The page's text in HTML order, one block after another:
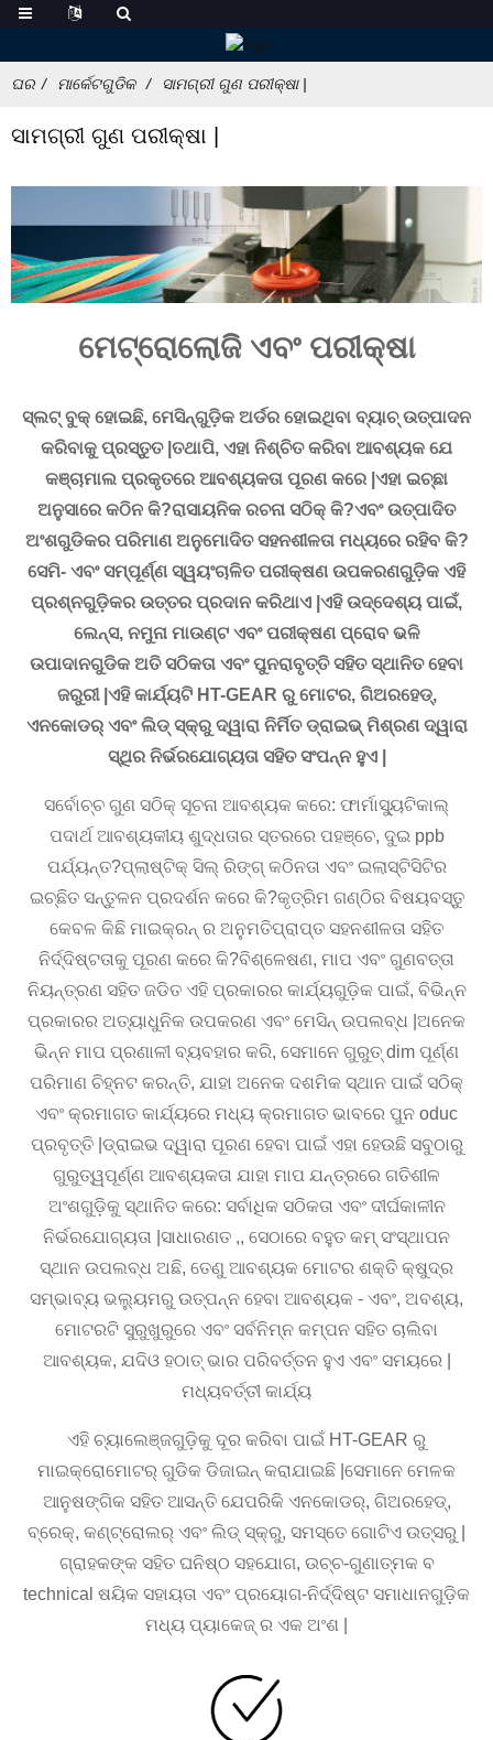
ଘର ମାର୍କେଟଗୁଡିକ ସାମଗ୍ରୀ ଗୁଣ ପରୀକ୍ଷା |
ସାମଗ୍ରୀ ଗୁଣ ପରୀକ୍ଷା |
ମେଟ୍ରୋଲୋଜି ଏବଂ ପରୀକ୍ଷା
ସ୍ଲଟ୍ ବୁକ୍ ହୋଇଛି, ମେସିନ୍ଗୁଡ଼ିକ ଅର୍ଡର ହୋଇଥିବା ବ୍ୟାଚ୍ ଉତ୍ପାଦନ
କରିବାକୁ ପ୍ରସ୍ତୁତ |ତଥାପି, ଏହା ନିଶ୍ଚିତ କରିବା ଆବଶ୍ୟକ ଯେ
କଞ୍ଚାମାଲ ପ୍ରକୃତରେ ଆବଶ୍ୟକତା ପୂରଣ କରେ |ଏହା ଇଚ୍ଛା
ଅନୁସାରେ କଠିନ କି?ରାସାୟନିକ ରଚନା ସଠିକ୍ କି?ଏବଂ ଉତ୍ପାଦିତ
ଅଂଶଗୁଡିକର ପରିମାଣ ଅନୁମୋଦିତ ସହନଶୀଳତା ମଧ୍ୟରେ ରହିବ କି?
ସେମି- ଏବଂ ସମ୍ପୂର୍ଣ୍ଣ ସ୍ୱୟଂଚାଳିତ ପରୀକ୍ଷଣ ଉପକରଣଗୁଡ଼ିକ ଏହି
ପ୍ରଶ୍ନଗୁଡ଼ିକର ଉତ୍ତର ପ୍ରଦାନ କରିଥାଏ |ଏହି ଉଦ୍ଦେଶ୍ୟ ପାଇଁ,
ଲେନ୍ସ, ନମୁନା ମାଉଣ୍ଟ ଏବଂ ପରୀକ୍ଷଣ ପ୍ରୋବ ଭଳି
ଉପାଦାନଗୁଡିକ ଅତି ସଠିକତା ଏବଂ ପୁନରାବୃତ୍ତି ସହିତ ସ୍ଥାନିତ ହେବା
ଜରୁରୀ |ଏହି କାର୍ଯ୍ୟଟି HT-GEAR ରୁ ମୋଟର, ଗିଅରହେଡ୍,
ଏନକୋଡର୍ ଏବଂ ଲିଡ୍ ସ୍କ୍ରୁ ଦ୍ୱାରା ନିର୍ମିତ ଡ୍ରାଇଭ୍ ମିଶ୍ରଣ ଦ୍ୱାରା
ସ୍ଥିର ନିର୍ଭରଯୋଗ୍ୟତା ସହିତ ସଂପନ୍ନ ହୁଏ |
ସର୍ବୋଚ୍ଚ ଗୁଣ ସଠିକ୍ ସୂଚନା ଆବଶ୍ୟକ କରେ: ଫାର୍ମାସ୍ୟୁଟିକାଲ୍
ପଦାର୍ଥ ଆବଶ୍ୟକୀୟ ଶୁଦ୍ଧତାର ସ୍ତରରେ ପହଞ୍ଚେ, ଦୁଇ ppb
ପର୍ଯ୍ୟନ୍ତ?ପ୍ଲାଷ୍ଟିକ୍ ସିଲ୍ ରିଙ୍ଗ୍ କଠିନତା ଏବଂ ଇଲାସ୍ଟିସିଟିର
ଇଚ୍ଛିତ ସନ୍ତୁଳନ ପ୍ରଦର୍ଶନ କରେ କି?କୃତ୍ରିମ ଗଣ୍ଠିର ବିଷୟବସ୍ତୁ
କେବଳ କିଛି ମାଇକ୍ରନ୍ ର ଅନୁମତିପ୍ରାପ୍ତ ସହନଶୀଳତା ସହିତ
ନିର୍ଦ୍ଦିଷ୍ଟତାକୁ ପୂରଣ କରେ କି?ବିଶ୍ଳେଷଣ, ମାପ ଏବଂ ଗୁଣବତ୍ତା
ନିୟନ୍ତ୍ରଣ ସହିତ ଜଡିତ ଏହି ପ୍ରକାରର କାର୍ଯ୍ୟଗୁଡ଼ିକ ପାଇଁ, ବିଭିନ୍ନ
ପ୍ରକାରର ଅତ୍ୟାଧୁନିକ ଉପକରଣ ଏବଂ ମେସିନ୍ ଉପଲବ୍ଧ |ଅନେକ
ଭିନ୍ନ ମାପ ପ୍ରଣାଳୀ ବ୍ୟବହାର କରି, ସେମାନେ ଗୁରୁତ୍ dim ପୂର୍ଣ୍ଣ
ପରିମାଣ ଚିହ୍ନଟ କରନ୍ତି, ଯାହା ଅନେକ ଦଶମିକ ସ୍ଥାନ ପାଇଁ ସଠିକ୍
ଏବଂ କ୍ରମାଗତ କାର୍ଯ୍ୟରେ ମଧ୍ୟ କ୍ରମାଗତ ଭାବରେ ପୁନ oduc
ପ୍ରବୃତ୍ତି |ଡ୍ରାଇଭ ଦ୍ୱାରା ପୂରଣ ହେବା ପାଇଁ ଏହା ହେଉଛି ସବୁଠାରୁ
ଗୁରୁତ୍ୱପୂର୍ଣ୍ଣ ଆବଶ୍ୟକତା ଯାହା ମାପ ଯନ୍ତ୍ରରେ ଗତିଶୀଳ
ଅଂଶଗୁଡ଼ିକୁ ସ୍ଥାନିତ କରେ: ସର୍ବାଧିକ ସଠିକତା ଏବଂ ଦୀର୍ଘକାଳୀନ
ନିର୍ଭରଯୋଗ୍ୟତା |ସାଧାରଣତ ,, ସେଠାରେ ବହୁତ କମ୍ ସଂସ୍ଥାପନ
ସ୍ଥାନ ଉପଲବ୍ଧ ଅଛି, ତେଣୁ ଆବଶ୍ୟକ ମୋଟର ଶକ୍ତି କ୍ଷୁଦ୍ର
ସମ୍ଭାବ୍ୟ ଭଲ୍ୟୁମରୁ ଉତ୍ପନ୍ନ ହେବା ଆବଶ୍ୟକ - ଏବଂ, ଅବଶ୍ୟ,
ମୋଟରଟି ସୁରୁଖୁରୁରେ ଏବଂ ସର୍ବନିମ୍ନ କମ୍ପନ ସହିତ ଚାଲିବା
ଆବଶ୍ୟକ, ଯଦିଓ ହଠାତ୍ ଭାର ପରିବର୍ତ୍ତନ ହୁଏ ଏବଂ ସମୟରେ |
ମଧ୍ୟବର୍ତ୍ତୀ କାର୍ଯ୍ୟ
ଏହି ଚ୍ୟାଲେଞ୍ଜଗୁଡ଼ିକୁ ଦୂର କରିବା ପାଇଁ HT-GEAR ରୁ
ମାଇକ୍ରୋମୋଟର୍ ଗୁଡିକ ଡିଜାଇନ୍ କରାଯାଇଛି |ସେମାନେ ମେଳକ
ଆନୁଷଙ୍ଗିକ ସହିତ ଆସନ୍ତି ଯେପରିକି ଏନକୋଡର୍, ଗିଅରହେଡ୍,
ବ୍ରେକ୍, କଣ୍ଟ୍ରୋଲର୍ ଏବଂ ଲିଡ୍ ସ୍କ୍ରୁ, ସମସ୍ତେ ଗୋଟିଏ ଉତ୍ସରୁ |
ଗ୍ରାହକଙ୍କ ସହିତ ଘନିଷ୍ଠ ସହଯୋଗ, ଉଚ୍ଚ-ଗୁଣାତ୍ମକ ବ
technical ଷୟିକ ସହାୟତା ଏବଂ ପ୍ରୟୋଗ-ନିର୍ଦ୍ଦିଷ୍ଟ ସମାଧାନଗୁଡ଼ିକ
ମଧ୍ୟ ପ୍ୟାକେଜ୍ ର ଏକ ଅଂଶ |